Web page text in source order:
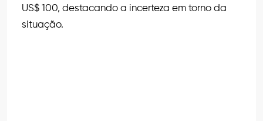
US$ 100, destacando a incerteza em torno da
situação.